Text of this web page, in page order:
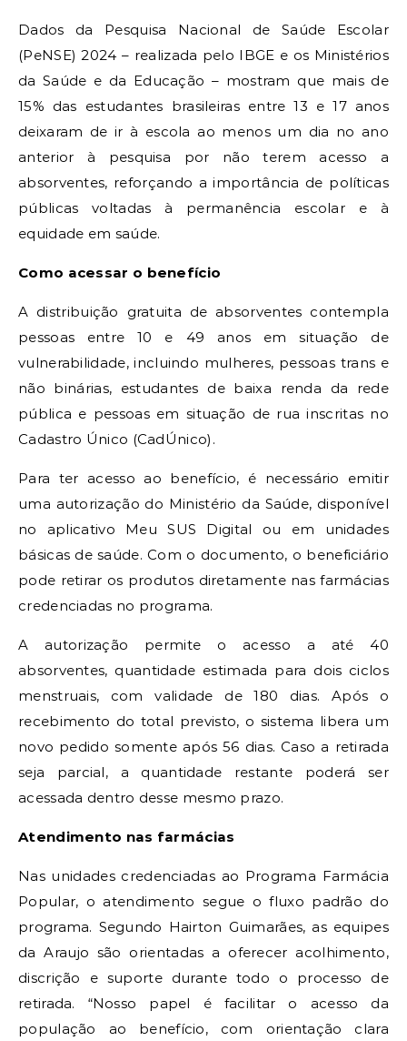
Dados da Pesquisa Nacional de Saúde Escolar
(PeNSE) 2024 – realizada pelo IBGE e os Ministérios
da Saúde e da Educação – mostram que mais de
15% das estudantes brasileiras entre 13 e 17 anos
deixaram de ir à escola ao menos um dia no ano
anterior à pesquisa por não terem acesso a
absorventes, reforçando a importância de políticas
públicas voltadas à permanência escolar e à
equidade em saúde.
Como acessar o benefício
A distribuição gratuita de absorventes contempla
pessoas entre 10 e 49 anos em situação de
vulnerabilidade, incluindo mulheres, pessoas trans e
não binárias, estudantes de baixa renda da rede
pública e pessoas em situação de rua inscritas no
Cadastro Único (CadÚnico).
Para ter acesso ao benefício, é necessário emitir
uma autorização do Ministério da Saúde, disponível
no aplicativo Meu SUS Digital ou em unidades
básicas de saúde. Com o documento, o beneficiário
pode retirar os produtos diretamente nas farmácias
credenciadas no programa.
A autorização permite o acesso a até 40
absorventes, quantidade estimada para dois ciclos
menstruais, com validade de 180 dias. Após o
recebimento do total previsto, o sistema libera um
novo pedido somente após 56 dias. Caso a retirada
seja parcial, a quantidade restante poderá ser
acessada dentro desse mesmo prazo.
Atendimento nas farmácias
Nas unidades credenciadas ao Programa Farmácia
Popular, o atendimento segue o fluxo padrão do
programa. Segundo Hairton Guimarães, as equipes
da Araujo são orientadas a oferecer acolhimento,
discrição e suporte durante todo o processo de
retirada. “Nosso papel é facilitar o acesso da
população ao benefício, com orientação clara